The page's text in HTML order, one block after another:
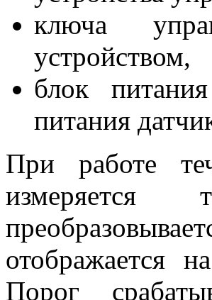
ключа
устройством,
блок
питания
При работе
отображается
Порог